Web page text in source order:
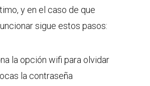
y en el caso de que
sigue estos pasos:
la opción wifi para olvidar
la contraseña